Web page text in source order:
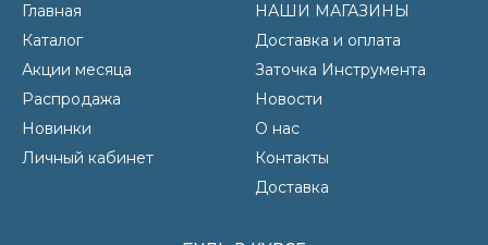
Главная
Каталог
Акции месяца
Распродажа
Новинки
Личный кабинет
НАШИ МАГАЗИНЫ
Доставка и оплата
Заточка Инструмента
Новости
О нас
Контакты
Доставка